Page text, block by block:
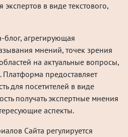
в виде текстового,
блог, агрегирующая
мнений, точек зрения
на актуальные вопросы,
предоставляет
для посетителей в виде
получать экспертные мнения
аспекты.
Сайта регулируется